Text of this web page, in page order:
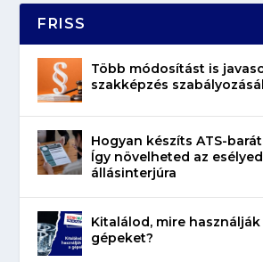
FRISS
Több módosítást is
szakképzés
Hogyan készíts ATS-
Így növelheted az
állásinterjúra
Kitalálod, mire
gépeket?